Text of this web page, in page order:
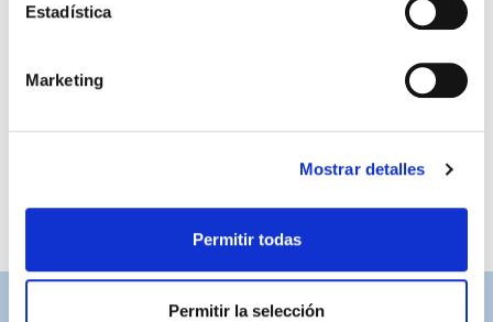
Estadística
Marketing
Mostrar detalles
Permitir todas
Permitir la selección